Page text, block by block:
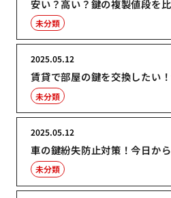
安い？高い？鍵の複製値段を
未分類
賃貸で部屋の鍵を交換したい
2025.05.12
未分類
車の鍵紛失防止対策！今日か
2025.05.12
未分類